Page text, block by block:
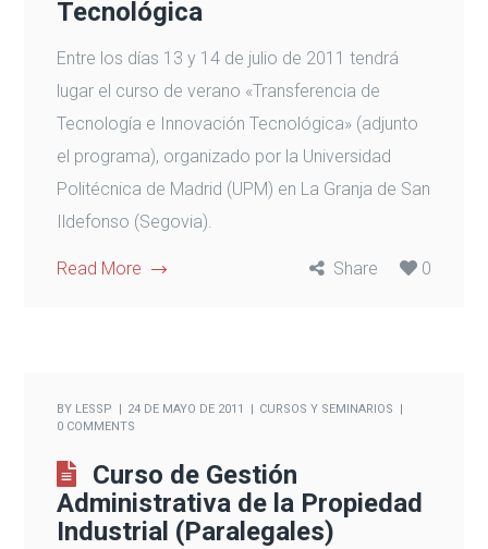
Tecnológica
Entre los días 13 y 14 de julio de 2011 tendrá
lugar el curso de verano «Transferencia de
Tecnología e Innovación Tecnológica» (adjunto
el programa), organizado por la Universidad
Politécnica de Madrid (UPM) en La Granja de San
Ildefonso (Segovia).
Read More Share 0
BY LESSP 24 DE MAYO DE 2011
CURSOS Y SEMINARIOS
0 COMMENTS
Curso de Gestión
Administrativa de la Propiedad
Industrial (Paralegales)